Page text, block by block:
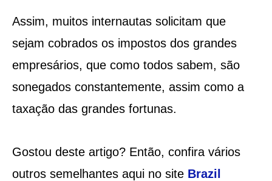
Assim, muitos internautas solicitam que
sejam cobrados os impostos dos grandes
empresários, que como todos sabem, são
sonegados constantemente, assim como a
taxação das grandes fortunas.
Gostou deste artigo? Então, confira vários
outros semelhantes aqui no site Brazil